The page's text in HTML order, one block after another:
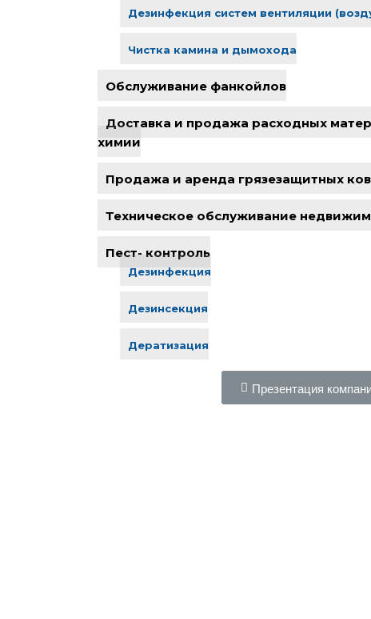
Дезинфекция систем вентиляции
Чистка камина и дымохода
Обслуживание фанкойлов
Доставка и продажа расходных
химии
Продажа и аренда грязезащитных
Техническое обслуживание
Пест- контроль
Дезинфекция
Дезинсекция
Дератизация
Презентация